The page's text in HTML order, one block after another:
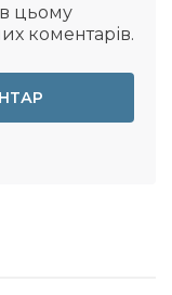
цьому
коментарів.